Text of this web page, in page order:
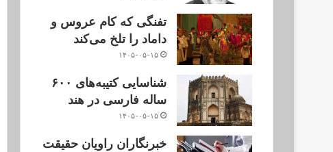
تفنگی که کام عروس و
داماد را تلخ می‌کند
۱۴۰۵-۰۵-۱۵
شناسایی کتیبه‌های ۶۰۰
ساله فارسی در هند
۱۴۰۵-۰۵-۱۵
خبرنگاران راویان حقیقت